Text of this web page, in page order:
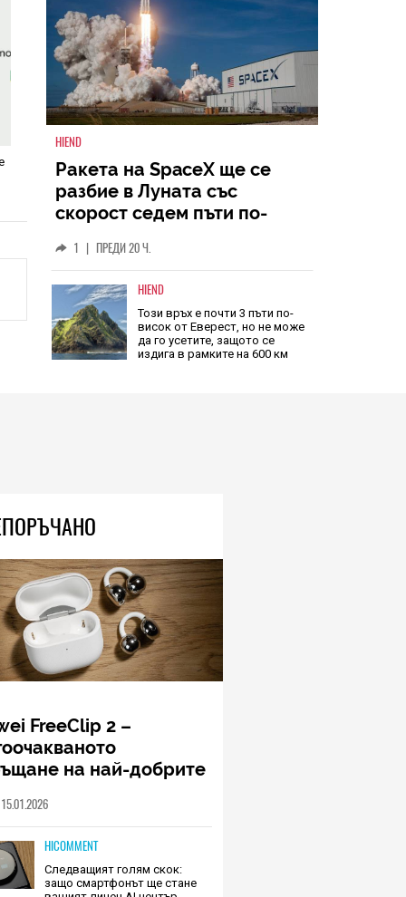
HIEND
Ракета на SpaceX ще се
разбие в Луната със
скорост седем пъти по-
звука
1 | ПРЕДИ 20 Ч.
HIEND
Този връх е почти 3 пъти по-
висок от Еверест, но не може
да го усетите, защото се
издига в рамките на 600 км
Моделите iPhone 18 Pro може
да струват до 300 долара
повече
04.08.2026
FreeClip 2 –
на най-добрите
15.01.2026
HICOMMENT
Следващият голям скок:
защо смартфонът ще стане